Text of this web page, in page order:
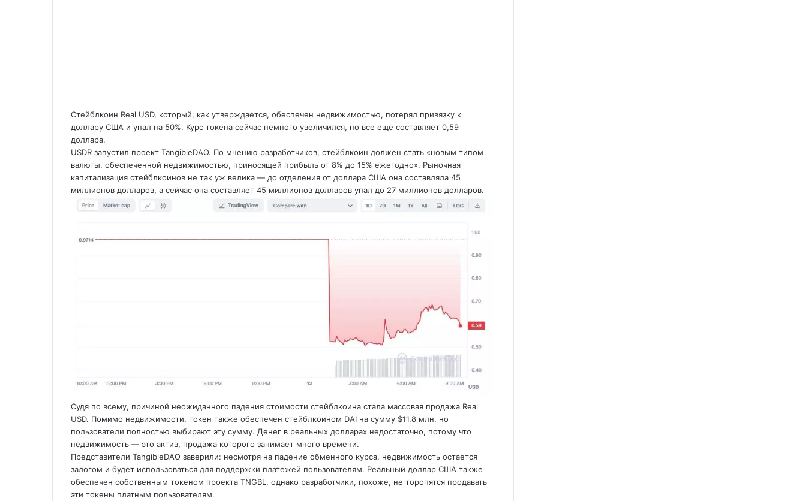
Стейблкоин Real USD, который, как утверждается, обеспечен недвижимостью, потерял привязку к
доллару США и упал на 50%. Курс токена сейчас немного увеличился, но все еще составляет 0,59
доллара.
USDR запустил проект TangibleDAO. По мнению разработчиков, стейблкоин должен стать «новым типом
валюты, обеспеченной недвижимостью, приносящей прибыль от 8% до 15% ежегодно». Рыночная
капитализация стейблкоинов не так уж велика — до отделения от доллара США она составляла 45
миллионов долларов, а сейчас она составляет 45 миллионов долларов упал до 27 миллионов долларов.
Судя по всему, причиной неожиданного падения стоимости стейблкоина стала массовая продажа Real
USD. Помимо недвижимости, токен также обеспечен стейблкоином DAI на сумму $11,8 млн, но
пользователи полностью выбирают эту сумму. Денег в реальных долларах недостаточно, потому что
недвижимость — это актив, продажа которого занимает много времени.
Представители TangibleDAO заверили: несмотря на падение обменного курса, недвижимость остается
залогом и будет использоваться для поддержки платежей пользователям. Реальный доллар США также
обеспечен собственным токеном проекта TNGBL, однако разработчики, похоже, не торопятся продавать
эти токены платным пользователям.